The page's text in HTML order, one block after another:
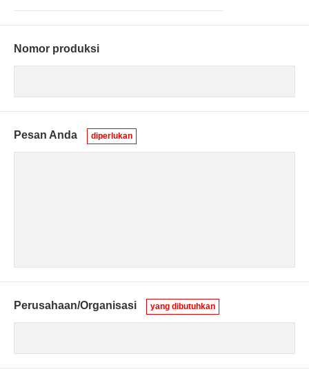
Nomor produksi
Pesan Anda diperlukan
Perusahaan/Organisasi yang dibutuhkan